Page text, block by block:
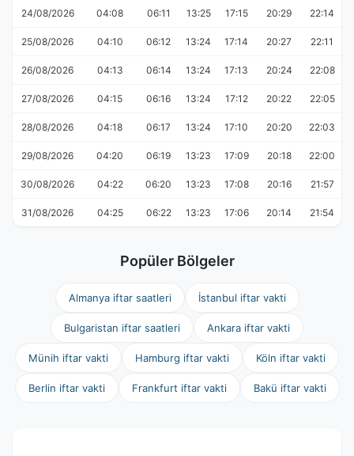
24/08/2026 04:08 06:11 13:25 17:15 20:29 22:14
25/08/2026 04:10 06:12 13:24 17:14 20:27 22:11
26/08/2026 04:13 06:14 13:24 17:13 20:24 22:08
27/08/2026 04:15 06:16 13:24 17:12 20:22 22:05
28/08/2026 04:18 06:17 13:24 17:10 20:20 22:03
29/08/2026 04:20 06:19 13:23 17:09 20:18 22:00
30/08/2026 04:22 06:20 13:23 17:08 20:16 21:57
31/08/2026 04:25 06:22 13:23 17:06 20:14 21:54
Popüler Bölgeler
Almanya iftar saatleri İstanbul iftar vakti
Bulgaristan iftar saatleri Ankara iftar vakti
Münih iftar vakti Hamburg iftar vakti Köln iftar vakti
Berlin iftar vakti Frankfurt iftar vakti Bakü iftar vakti